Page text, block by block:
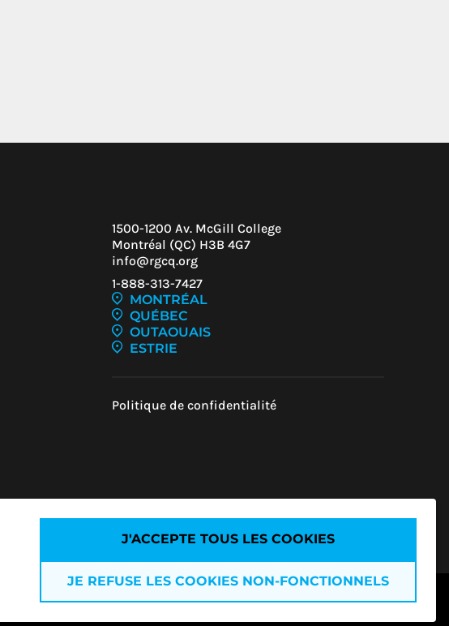
J'ACCEPTE TOUS LES COOKIES
JE REFUSE LES COOKIES NON-FONCTIONNELS
1500-1200 Av. McGill College
Montréal (QC) H3B 4G7
info@rgcq.org
1-888-313-7427
MONTRÉAL
QUÉBEC
OUTAOUAIS
ESTRIE
Politique de confidentialité